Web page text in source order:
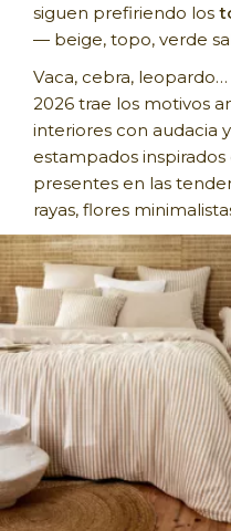
siguen prefiriendo los
— beige, topo, verde
Vaca, cebra,
2026 trae los motivos
interiores con audacia
estampados
presentes en las
rayas, flores